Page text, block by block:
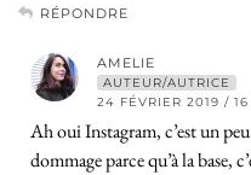
RÉPONDRE
AMELIE
AUTEUR/AUTRICE
24 FÉVRIER 2019 /
Ah oui Instagram, c’est un
dommage parce qu’à la base,